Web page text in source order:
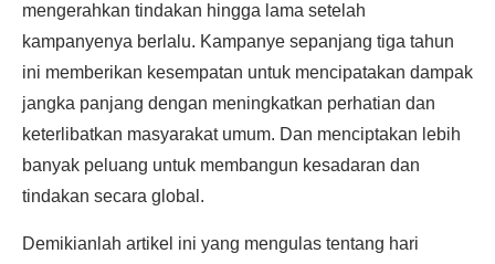
mengerahkan tindakan hingga lama setelah
kampanyenya berlalu. Kampanye sepanjang tiga tahun
ini memberikan kesempatan untuk mencipatakan dampak
jangka panjang dengan meningkatkan perhatian dan
keterlibatkan masyarakat umum. Dan menciptakan lebih
banyak peluang untuk membangun kesadaran dan
tindakan secara global.
Demikianlah artikel ini yang mengulas tentang hari